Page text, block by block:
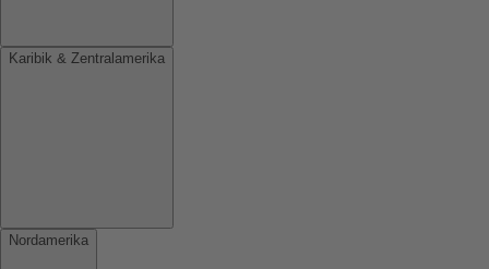
Karibik & Zentralamerika
Nordamerika